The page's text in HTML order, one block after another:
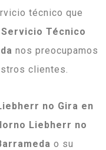
técnico que
Servicio Técnico
nos preocupamos
clientes.
no Gira en
Liebherr no
o su